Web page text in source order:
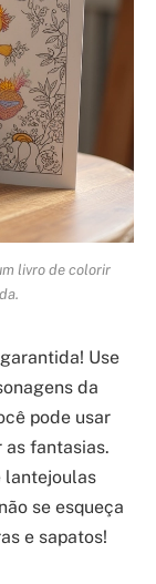
livro de colorir
Use
da
pode usar
fantasias.
lantejoulas
se esqueça
e sapatos!